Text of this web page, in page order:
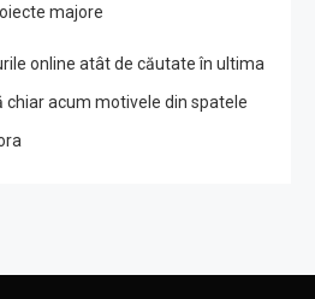
majore
online atât de căutate în ultima
chiar acum motivele din spatele